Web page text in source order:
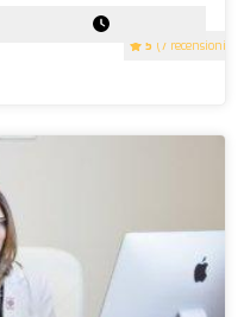
5 (7 recensioni)